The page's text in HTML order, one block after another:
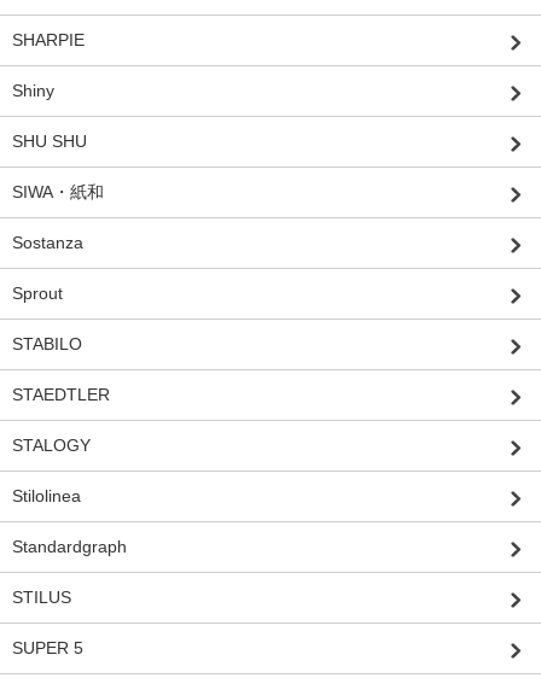
SHARPIE
Shiny
SHU SHU
SIWA・紙和
Sostanza
Sprout
STABILO
STAEDTLER
STALOGY
Stilolinea
Standardgraph
STILUS
SUPER 5